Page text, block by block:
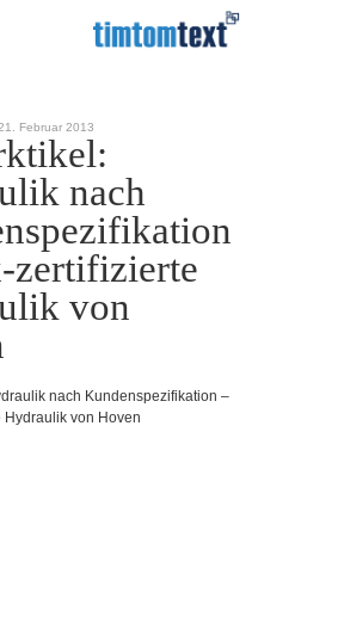
Februar 2013
nach
zertifizierte
von
nach Kundenspezifikation –
Hydraulik von Hoven